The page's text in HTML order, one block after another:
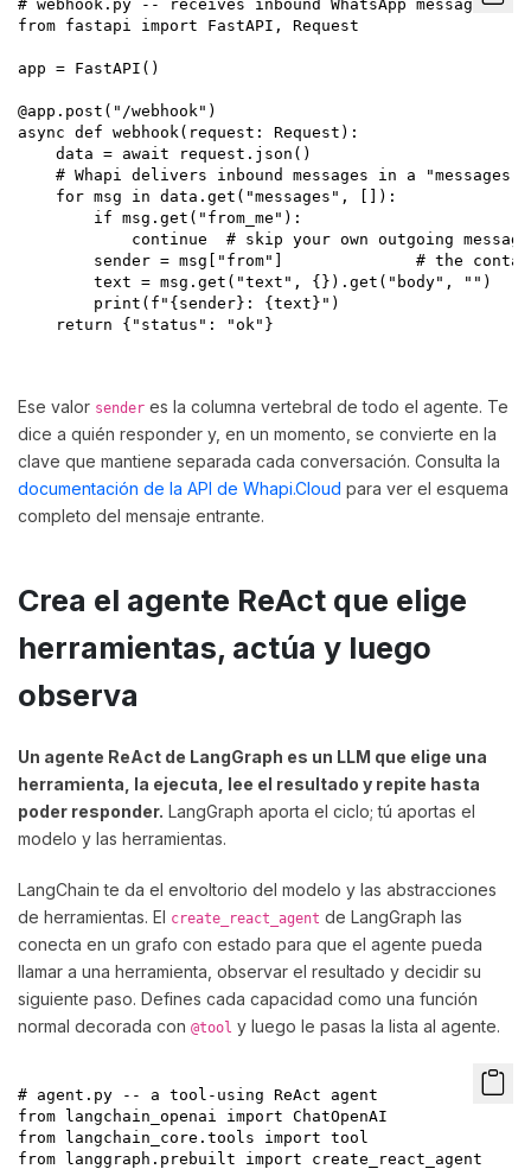
# webhook.py -- receives inbound WhatsApp messages
from fastapi import FastAPI, Request
app = FastAPI()
@app.post("/webhook")
async def webhook(request: Request):
    data = await request.json()
# Whapi delivers inbound messages in a "messages"
    for msg in data.get("messages", []):
        if msg.get("from_me"):
continue  # skip your own outgoing
sender = msg["from"]              # the
        text = msg.get("text", {}).get("body", "")
        print(f"{sender}: {text}")
    return {"status": "ok"}
Ese valor sender es la columna vertebral de todo el agente. Te
dice a quién responder y, en un momento, se convierte en la
clave que mantiene separada cada conversación. Consulta la
documentación de la API de Whapi.Cloud para ver el esquema
completo del mensaje entrante.
Crea el agente ReAct que elige
herramientas, actúa y luego
observa
Un agente ReAct de LangGraph es un LLM que elige una
herramienta, la ejecuta, lee el resultado y repite hasta
poder responder. LangGraph aporta el ciclo; tú aportas el
modelo y las herramientas.
LangChain te da el envoltorio del modelo y las abstracciones
de herramientas. El create_react_agent de LangGraph las
conecta en un grafo con estado para que el agente pueda
llamar a una herramienta, observar el resultado y decidir su
siguiente paso. Defines cada capacidad como una función
normal decorada con @tool y luego le pasas la lista al agente.
# agent.py -- a tool-using ReAct agent
from langchain_openai import ChatOpenAI
from langchain_core.tools import tool
from langgraph.prebuilt import create_react_agent